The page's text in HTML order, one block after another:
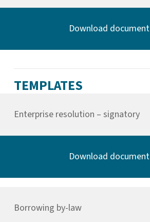
Download document
TEMPLATES
Enterprise resolution – signatory
Download document
Borrowing by-law